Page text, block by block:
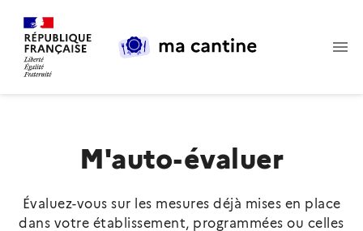
Contenu
M'auto-évaluer
Évaluez-vous sur les mesures déjà mises en place
dans votre établissement, programmées ou celles